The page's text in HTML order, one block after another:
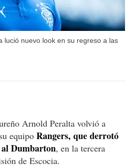
lució nuevo look en su regreso a las
Arnold Peralta volvió a
equipo Rangers, que derrotó
al Dumbarton, en la tercera
de Escocia.